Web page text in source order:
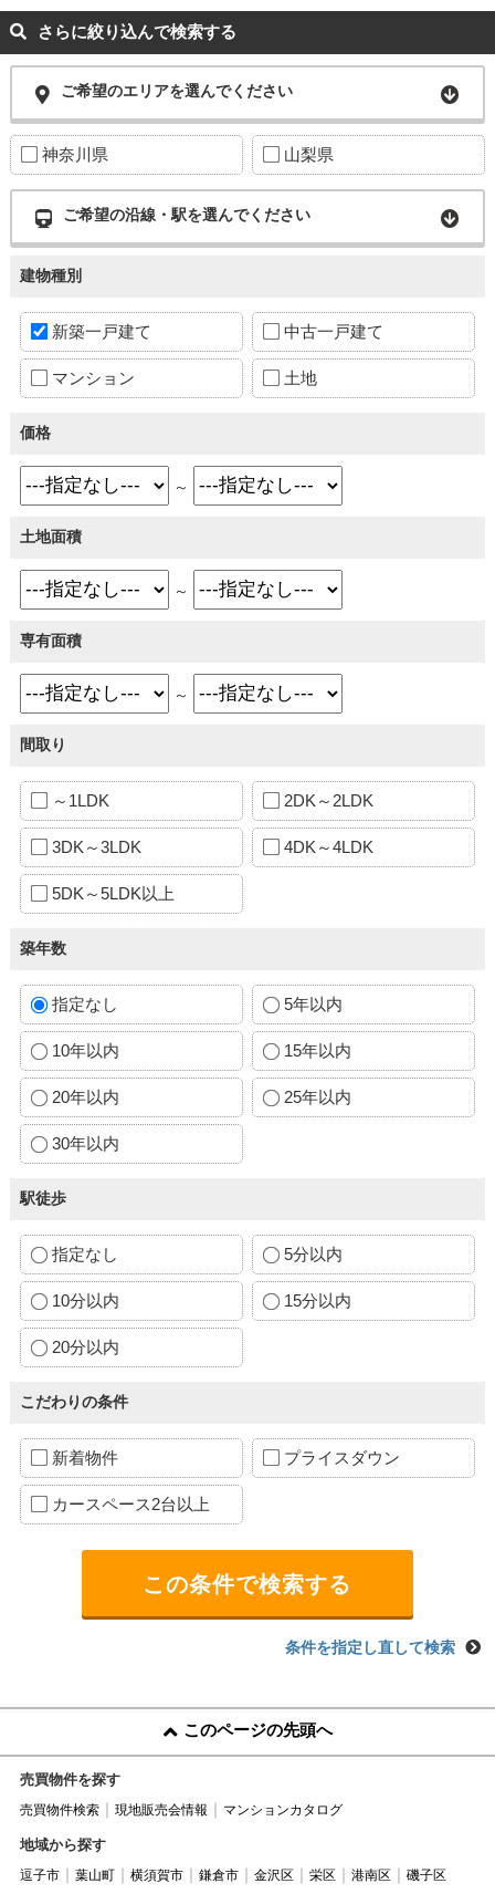
さらに絞り込んで検索する
ご希望のエリアを選んでください
神奈川県 山梨県
ご希望の沿線・駅を選んでください
建物種別
新築一戸建て 中古一戸建て
マンション 土地
価格
～
土地面積
～
専有面積
～
間取り
～1LDK 2DK～2LDK
3DK～3LDK 4DK～4LDK
5DK～5LDK以上
築年数
指定なし 5年以内
10年以内 15年以内
20年以内 25年以内
30年以内
駅徒歩
指定なし 5分以内
10分以内 15分以内
20分以内
こだわりの条件
新着物件 プライスダウン
カースペース2台以上
条件を指定し直して検索
このページの先頭へ
売買物件を探す
売買物件検索 現地販売会情報 マンションカタログ
地域から探す
逗子市 葉山町 横須賀市 鎌倉市 金沢区 栄区 港南区 磯子区